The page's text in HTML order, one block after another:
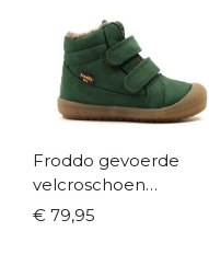
Froddo gevoerde
velcroschoen
donkergroen gevoerd
€ 79,95